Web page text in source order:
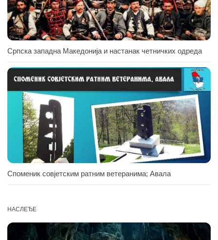
Српска западна Македонија и настанак четничких одреда
Споменик совјетским ратним ветеранима; Авала
НАСЛЕЂЕ